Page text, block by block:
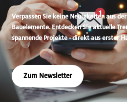
Verpassen Sie keine Neuigkeiten aus
Bauelemente. Entdecken Sie aktuelle
spannende Projekte - direkt aus erster
Zum Newsletter